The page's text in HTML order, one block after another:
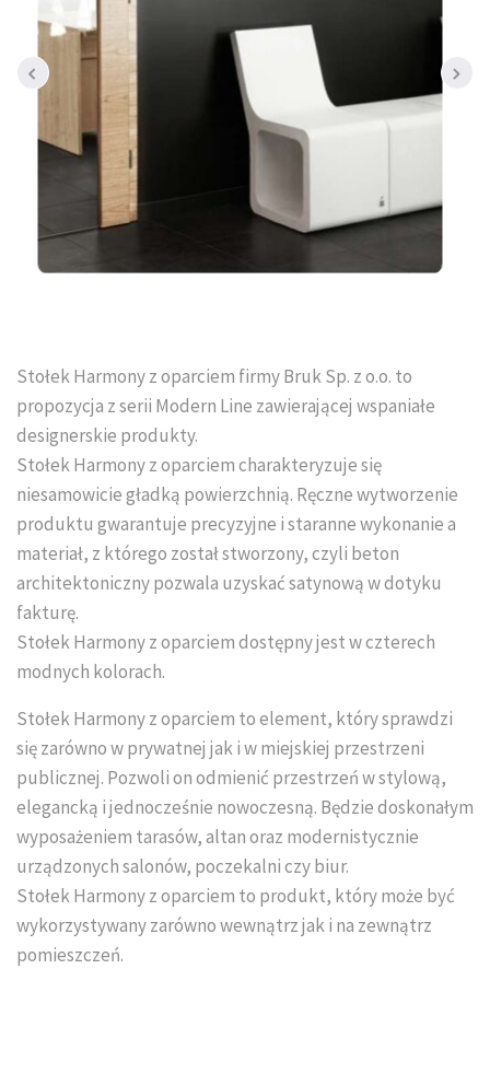
Polbruk Śląsk
Combet Śląsk
Tral-Słupex Śląsk
KOST-BET Śląsk
Goliat Gres Śląsk
O FIRMIE
USŁUGI BRUKARSKIE
Stołek Harmony z oparciem firmy Bruk Sp. z o.o. to
propozycja z serii Modern Line zawierającej wspaniałe
designerskie produkty.
Stołek Harmony z oparciem charakteryzuje się
niesamowicie gładką powierzchnią. Ręczne wytworzenie
produktu gwarantuje precyzyjne i staranne wykonanie a
materiał, z którego został stworzony, czyli beton
architektoniczny pozwala uzyskać satynową w dotyku
fakturę.
Stołek Harmony z oparciem dostępny jest w czterech
modnych kolorach.
Stołek Harmony z oparciem to element, który sprawdzi
się zarówno w prywatnej jak i w miejskiej przestrzeni
publicznej. Pozwoli on odmienić przestrzeń w stylową,
elegancką i jednocześnie nowoczesną. Będzie doskonałym
wyposażeniem tarasów, altan oraz modernistycznie
urządzonych salonów, poczekalni czy biur.
Stołek Harmony z oparciem to produkt, który może być
wykorzystywany zarówno wewnątrz jak i na zewnątrz
pomieszczeń.